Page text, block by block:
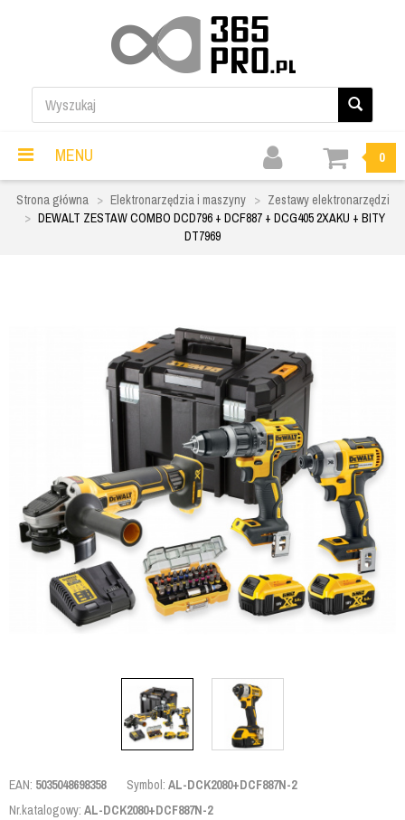
MENU 0
Strona główna Elektronarzędzia i maszyny
Zestawy elektronarzędzi
DEWALT ZESTAW COMBO DCD796 + DCF887 + DCG405 2XAKU + BITY
DT7969
EAN: 5035048698358 Symbol: AL-DCK2080+DCF887N-2
Nr.katalogowy: AL-DCK2080+DCF887N-2